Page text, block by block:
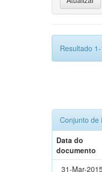
Resultado
Conjunto de
Data do
documento
31-Mar-